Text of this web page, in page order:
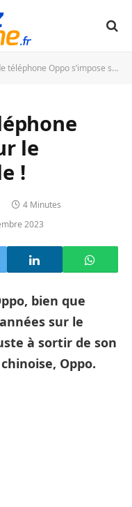
Oppo s’impose sur le marché du mobile !
le
!
4 Minutes
2023
bien que
sur le
à sortir de son
Oppo.